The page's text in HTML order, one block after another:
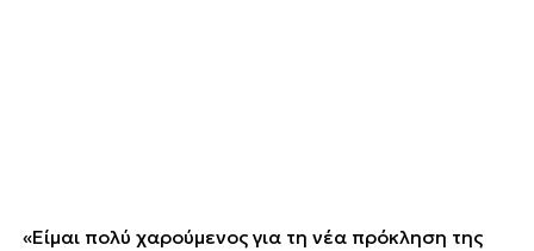
«Είμαι πολύ χαρούμενος για τη νέα πρόκληση της